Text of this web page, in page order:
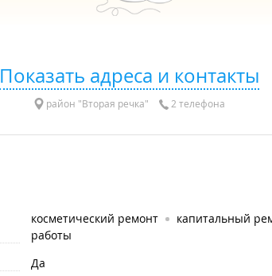
Показать адреса и контакты
район "Вторая речка" 2 телефона
косметический ремонт капитальный
работы
Да